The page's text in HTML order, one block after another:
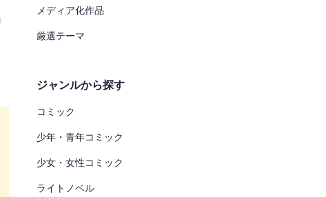
メディア化作品
厳選テーマ
ジャンルから探す
コミック
少年・青年コミック
少女・女性コミック
ライトノベル